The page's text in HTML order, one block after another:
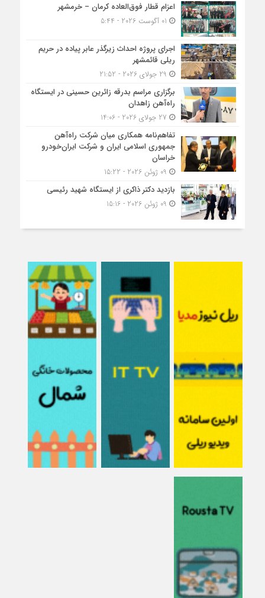
اعزام قطار فوق‌العاده کرمان – خرمشهر
اجرای پروژه احداث زیرگذر عابر پیاده در حریم
ریلی قائمشهر
برگزاری مراسم بدرقه زائرین حسینی در ایستگاه
راه‌آهن زاهدان
تفاهم‌نامه همکاری میان شرکت راه‌آهن
جمهوری اسلامی ایران و شرکت ایران‌خودرو
خراسان
بازدید دکتر ذاکری از ایستگاه شهید رئیسی